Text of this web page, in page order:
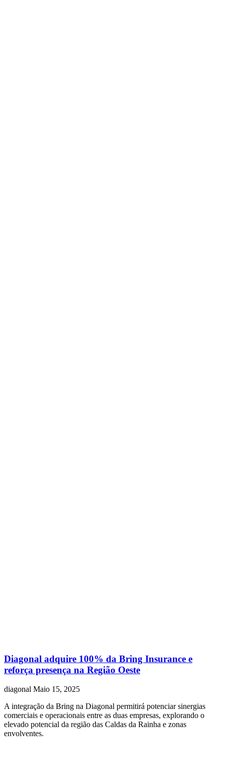
Diagonal adquire 100% da Bring Insurance e
reforça presença na Região Oeste
diagonal Maio 15, 2025
A integração da Bring na Diagonal permitirá potenciar sinergias
comerciais e operacionais entre as duas empresas, explorando o
elevado potencial da região das Caldas da Rainha e zonas
envolventes.